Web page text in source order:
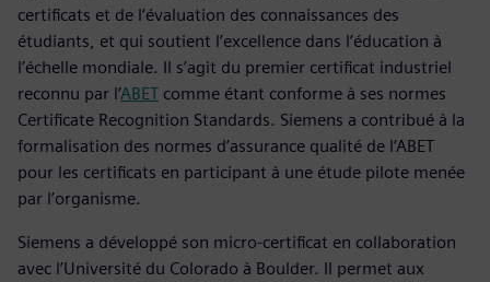
certificats et de l’évaluation des connaissances des
étudiants, et qui soutient l’excellence dans l’éducation à
l’échelle mondiale. Il s’agit du premier certificat industriel
reconnu par l’ABET comme étant conforme à ses normes
Certificate Recognition Standards. Siemens a contribué à la
formalisation des normes d’assurance qualité de l’ABET
pour les certificats en participant à une étude pilote menée
par l’organisme.
Siemens a développé son micro-certificat en collaboration
avec l’Université du Colorado à Boulder. Il permet aux